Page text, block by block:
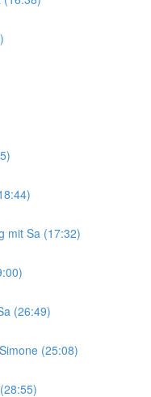
mit Sa (17:32)
(26:49)
(25:08)